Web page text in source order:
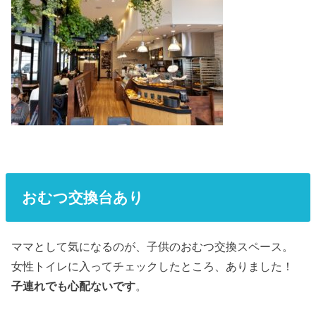
おむつ交換台あり
ママとして気になるのが、子供のおむつ交換スペース。
女性トイレに入ってチェックしたところ、ありました！
子連れでも心配ないです。